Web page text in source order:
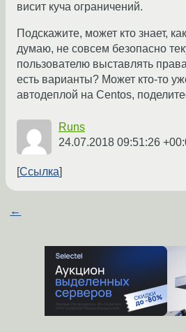
висит куча ограничений.
Подскажите, может кто знает,
думаю, не совсем безопасно
пользователю выставлять
есть варианты? Может кто-то
автодеплой на Centos,
Runs
24.07.2018 09:51:26
Ссылка
←